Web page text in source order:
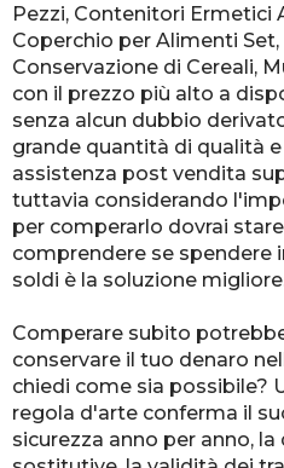
Pezzi, Contenitori Ermetici
Coperchio per Alimenti
Conservazione di Cereali,
con il prezzo più alto a
senza alcun dubbio
grande quantità di qualità
assistenza post vendita
tuttavia considerando
per comperarlo dovrai
comprendere se spendere
soldi è la soluzione
Comperare subito
conservare il tuo denaro
chiedi come sia possibile?
regola d'arte conferma il
sicurezza anno per anno,